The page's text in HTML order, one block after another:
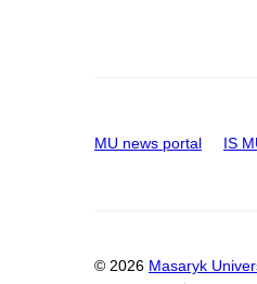
MU news portal IS
© 2026 Masaryk